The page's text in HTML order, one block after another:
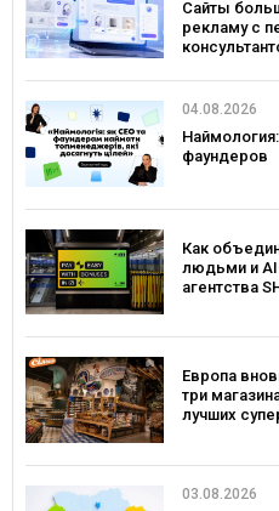
Сайты
рекламу с
04.08.2026
фаундеров
Как
людьми и
агентства
Европа
три
лучших
03.08.2026